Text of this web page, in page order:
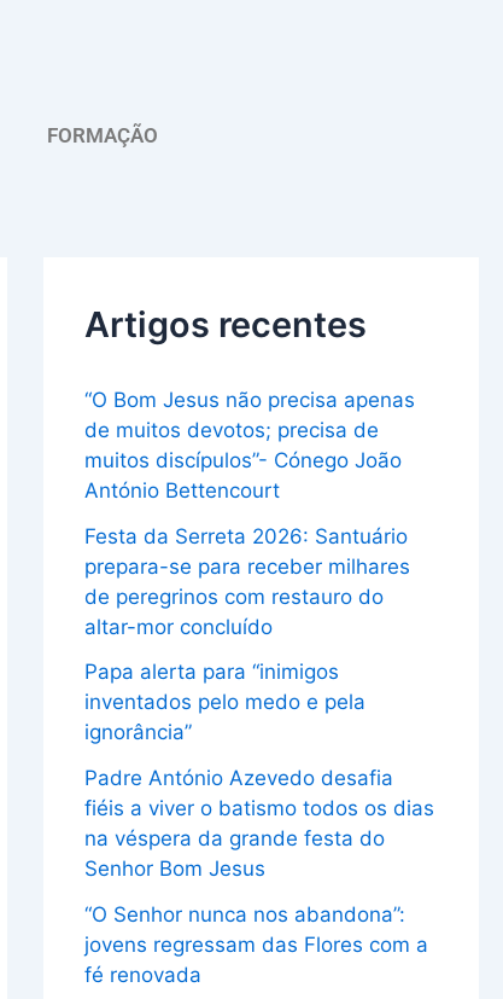
FORMAÇÃO
Artigos recentes
“O Bom Jesus não precisa apenas
de muitos devotos; precisa de
muitos discípulos”- Cónego João
António Bettencourt
Festa da Serreta 2026: Santuário
prepara-se para receber milhares
de peregrinos com restauro do
altar-mor concluído
Papa alerta para “inimigos
inventados pelo medo e pela
ignorância”
Padre António Azevedo desafia
fiéis a viver o batismo todos os dias
na véspera da grande festa do
Senhor Bom Jesus
“O Senhor nunca nos abandona”:
jovens regressam das Flores com a
fé renovada
u